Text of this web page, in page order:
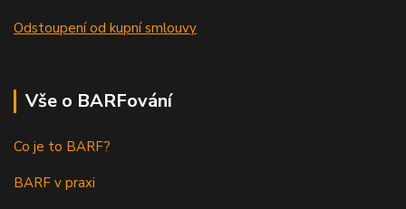
Odstoupení od kupní smlouvy
Vše o BARFování
Co je to BARF?
BARF v praxi